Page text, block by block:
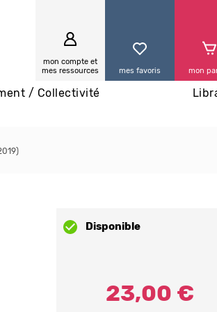
mon compte et
mes ressources
mes favoris mon
/ Collectivité
Disponible
23,00 €